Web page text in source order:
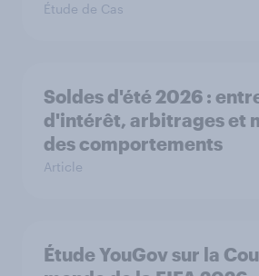
Étude de Cas
Soldes d'été 2026 :
d'intérêt, arbitrages et
des comportements
Article
Étude YouGov sur la